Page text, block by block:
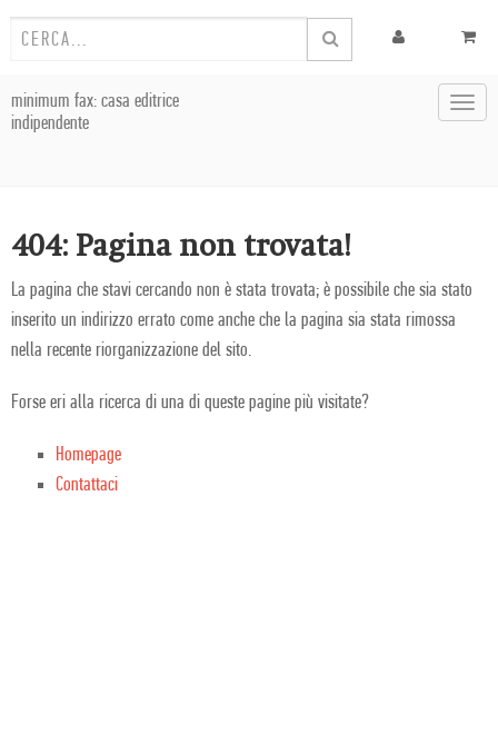
minimum fax: casa editrice
indipendente
404: Pagina non trovata!
La pagina che stavi cercando non è stata trovata; è possibile che sia stato
inserito un indirizzo errato come anche che la pagina sia stata rimossa
nella recente riorganizzazione del sito.
Forse eri alla ricerca di una di queste pagine più visitate?
Homepage
Contattaci